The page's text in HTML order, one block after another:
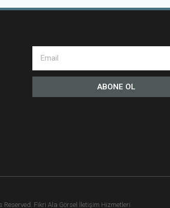
ABONE OL
Fikri Ala Görsel İletişim Hizmetleri